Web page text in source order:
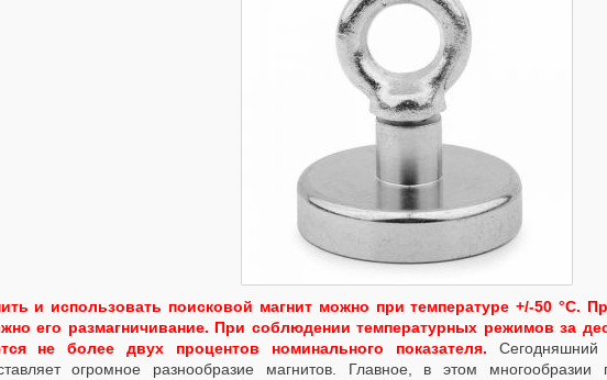
и использовать поисковой магнит можно при температуре +/-50 °C.
его размагничивание. При соблюдении температурных режимов за
не более двух процентов номинального показателя. Сегодняшний
огромное разнообразие магнитов. Главное, в этом многообразии